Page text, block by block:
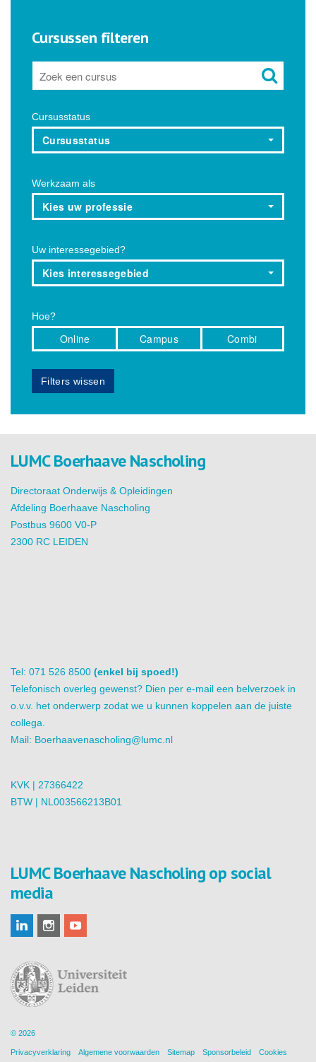
Cursussen filteren
Cursusstatus
Cursusstatus
Werkzaam als
Kies uw professie
Uw interessegebied?
Kies interessegebied
Hoe?
Online Campus Combi
Filters wissen
LUMC Boerhaave Nascholing
Directoraat Onderwijs & Opleidingen
Afdeling Boerhaave Nascholing
Postbus 9600 V0-P
2300 RC LEIDEN
Tel: 071 526 8500 (enkel bij spoed!)
Telefonisch overleg gewenst? Dien per e-mail een belverzoek in
o.v.v. het onderwerp zodat we u kunnen koppelen aan de juiste
collega.
Mail: Boerhaavenascholing@lumc.nl
KVK | 27366422
BTW | NL003566213B01
LUMC Boerhaave Nascholing op social
media
© 2026
Privacyverklaring Algemene voorwaarden Sitemap Sponsorbeleid Cookies